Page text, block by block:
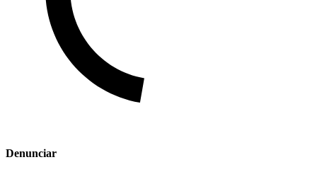
Denunciar